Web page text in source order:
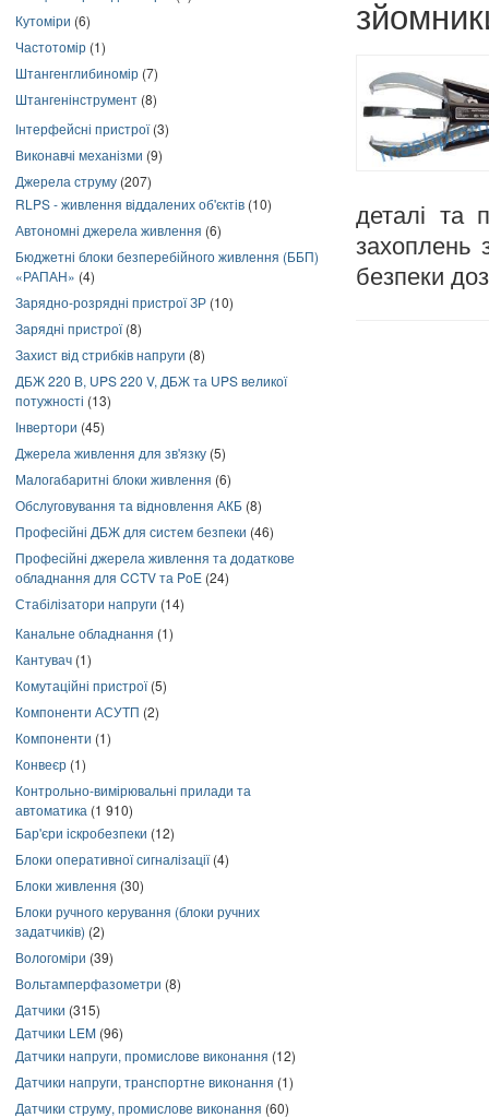
Кутоміри (6)
Частотомір (1)
Штангенглибиномір (7)
Штангенінструмент (8)
Інтерфейсні пристрої(3)
Виконавчі механізми (9)
Джерела струму (207)
RLPS - живлення віддалених об'єктів (10)
Автономні джерела живлення (6)
Бюджетні блоки безперебійного живлення (ББП)
«РАПАН» (4)
Зарядно-розрядні пристрої ЗР (10)
Зарядні пристрої(8)
Захист від стрибків напруги (8)
ДБЖ 220 В, UPS 220 V, ДБЖ та UPS великої
потужності (13)
Інвертори (45)
Джерела живлення для зв'язку (5)
Малогабаритні блоки живлення (6)
Обслуговування та відновлення АКБ (8)
Професійні ДБЖ для систем безпеки (46)
Професійні джерела живлення та додаткове
обладнання для CCTV та PoE (24)
Стабілізатори напруги (14)
Канальне обладнання (1)
Кантувач (1)
Комутаційні пристрої(5)
Компоненти АСУТП (2)
Компоненти (1)
Конвеєр (1)
Контрольно-вимірювальні прилади та
автоматика (1 910)
Бар'єри іскробезпеки (12)
Блоки оперативної сигналізації(4)
Блоки живлення (30)
Блоки ручного керування (блоки ручних
задатчиків) (2)
Вологоміри (39)
Вольтамперфазометри (8)
Датчики (315)
Датчики LEM (96)
Датчики напруги, промислове виконання (12)
Датчики напруги, транспортне виконання (1)
Датчики струму, промислове виконання (60)
деталі та
захоплень
безпеки